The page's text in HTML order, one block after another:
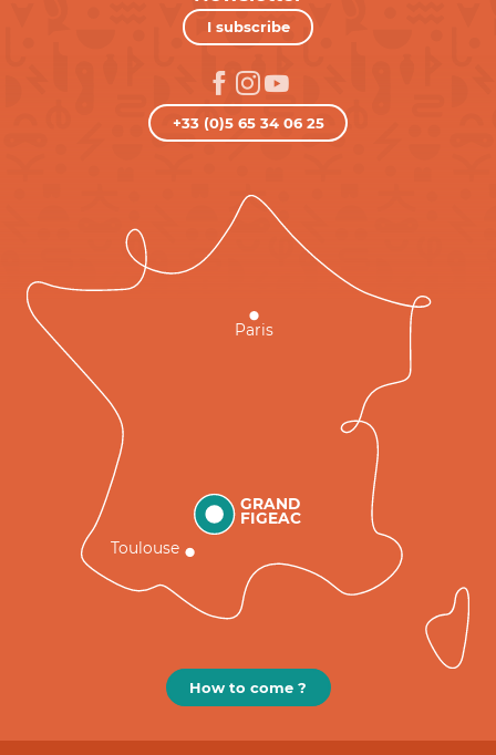
I subscribe
+33 (0)5 65 34 06 25
GRAND
FIGEAC
Toulouse
Paris
How to come ?